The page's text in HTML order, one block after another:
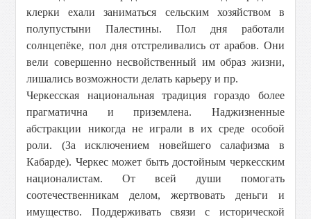
клерки ехали заниматься сельским хозяйством в
полупустыни Палестины. Пол дня работали
солнцепёке, пол дня отстреливались от арабов. Они
вели совершенно несвойственный им образ жизни,
лишались возможности делать карьеру и пр.
Черкесская национальная традиция гораздо более
прагматична и приземлена. Наджизненные
абстракции никогда не играли в их среде особой
роли. (За исключением новейшего салафизма в
Кабарде). Черкес может быть достойным черкесским
националистам. От всей души помогать
соотечественникам делом, жертвовать деньги и
имущество. Поддерживать связи с исторической